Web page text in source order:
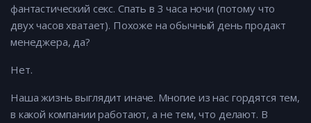
фантастический секс. Спать в 3 часа ночи (потому что
двух часов хватает). Похоже на обычный день продакт
менеджера, да?
Нет.
Наша жизнь выглядит иначе. Многие из нас гордятся тем,
в какой компании работают, а не тем, что делают. В